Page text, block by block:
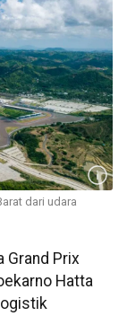
dari udara
Grand Prix
Hatta